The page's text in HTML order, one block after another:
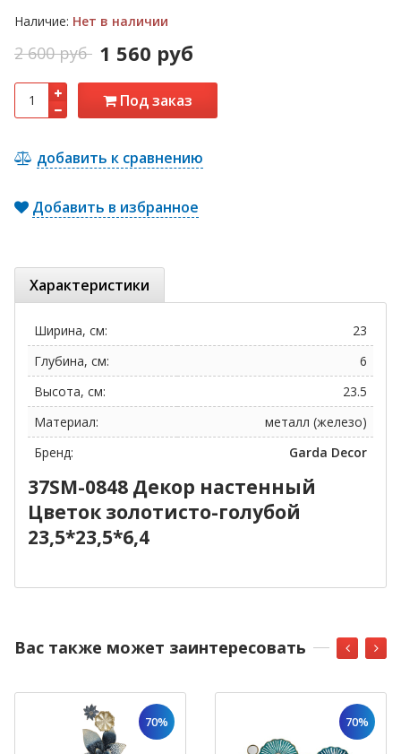
Наличие: Нет в наличии
2 600 руб 1 560 руб
Под заказ
добавить к сравнению
Добавить в избранное
Характеристики
Ширина, см:
23
Глубина, см:
6
Высота, см:
23.5
Материал:
металл (железо)
Бренд:
Garda Decor
37SM-0848 Декор настенный
Цветок золотисто-голубой
23,5*23,5*6,4
Вас также может заинтересовать
70% 70%